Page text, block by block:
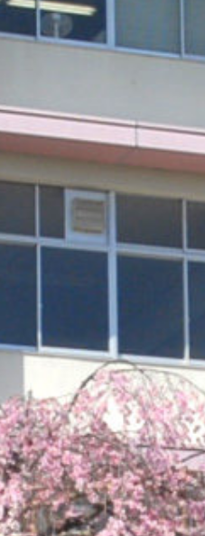
sakurazuka.ed.jp/